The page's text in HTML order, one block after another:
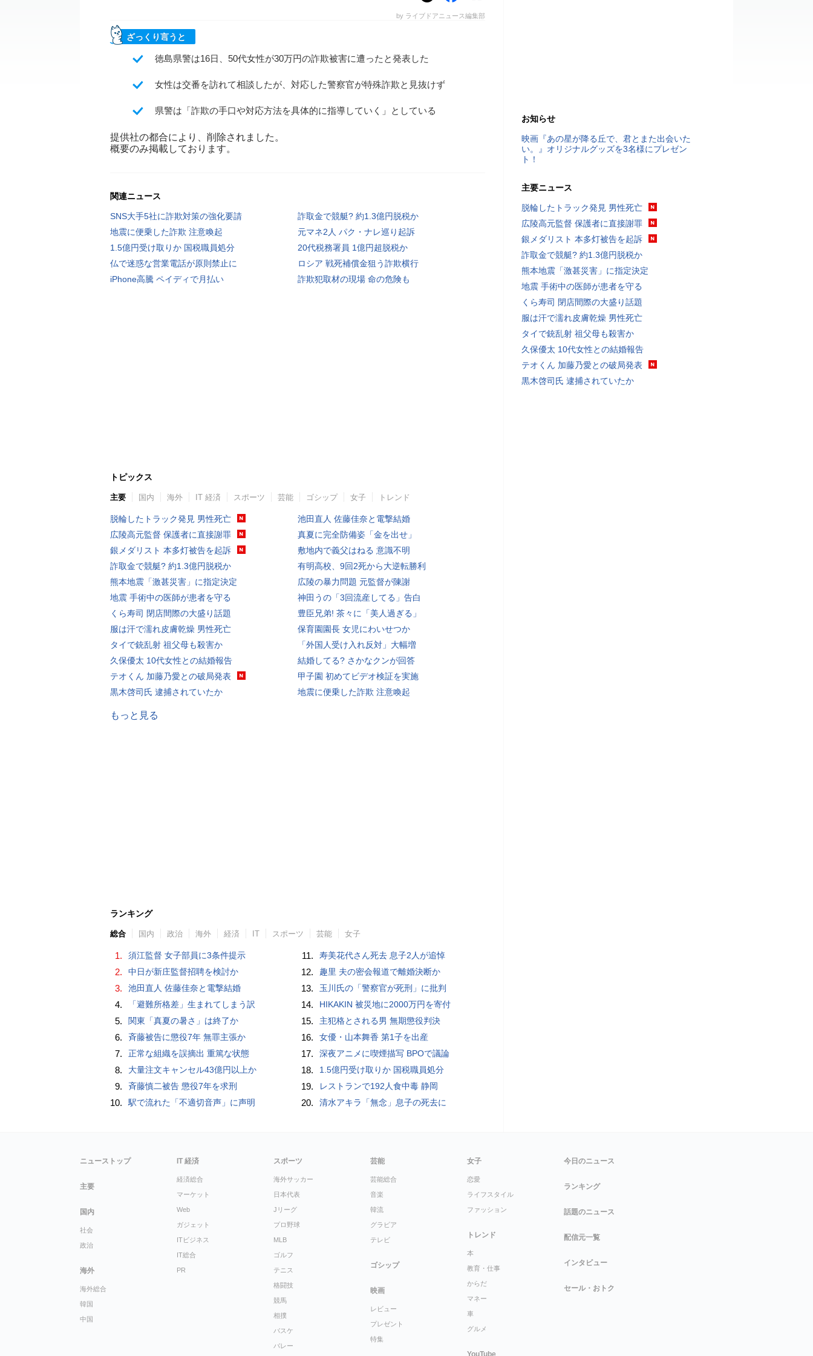
by ライブドアニュース編集部
ざっくり言うと
徳島県警は16日、50代女性が30万円の詐欺被害に遭ったと発表した
女性は交番を訪れて相談したが、対応した警察官が特殊詐欺と見抜けず
県警は「詐欺の手口や対応方法を具体的に指導していく」としている
提供社の都合により、削除されました。
概要のみ掲載しております。
関連ニュース
SNS大手5社に詐欺対策の強化要請
詐取金で競艇? 約1.3億円脱税か
地震に便乗した詐欺 注意喚起
元マネ2人 パク・ナレ巡り起訴
1.5億円受け取りか 国税職員処分
20代税務署員 1億円超脱税か
仏で迷惑な営業電話が原則禁止に
ロシア 戦死補償金狙う詐欺横行
iPhone高騰 ペイディで月払い
詐欺犯取材の現場 命の危険も
トピックス
主要 国内 海外 IT 経済 スポーツ 芸能 ゴシップ 女子 トレンド
脱輪したトラック発見 男性死亡
広陵高元監督 保護者に直接謝罪
銀メダリスト 本多灯被告を起訴
詐取金で競艇? 約1.3億円脱税か
熊本地震「激甚災害」に指定決定
地震 手術中の医師が患者を守る
くら寿司 閉店間際の大盛り話題
服は汗で濡れ皮膚乾燥 男性死亡
タイで銃乱射 祖父母も殺害か
久保優太 10代女性との結婚報告
テオくん 加藤乃愛との破局発表
黒木啓司氏 逮捕されていたか
池田直人 佐藤佳奈と電撃結婚
真夏に完全防備姿「金を出せ」
敷地内で義父はねる 意識不明
有明高校、9回2死から大逆転勝利
広陵の暴力問題 元監督が陳謝
神田うの「3回流産してる」告白
豊臣兄弟! 茶々に「美人過ぎる」
保育園園長 女児にわいせつか
「外国人受け入れ反対」大幅増
結婚してる? さかなクンが回答
甲子園 初めてビデオ検証を実施
地震に便乗した詐欺 注意喚起
もっと見る
ランキング
総合 国内 政治 海外 経済 IT スポーツ 芸能 女子
1. 須江監督 女子部員に3条件提示
2. 中日が新庄監督招聘を検討か
3. 池田直人 佐藤佳奈と電撃結婚
4. 「避難所格差」生まれてしまう訳
5. 関東「真夏の暑さ」は終了か
6. 斉藤被告に懲役7年 無罪主張か
7. 正常な組織を誤摘出 重篤な状態
8. 大量注文キャンセル43億円以上か
9. 斉藤慎二被告 懲役7年を求刑
10. 駅で流れた「不適切音声」に声明
11. 寿美花代さん死去 息子2人が追悼
12. 趣里 夫の密会報道で離婚決断か
13. 玉川氏の「警察官が死刑」に批判
14. HIKAKIN 被災地に2000万円を寄付
15. 主犯格とされる男 無期懲役判決
16. 女優・山本舞香 第1子を出産
17. 深夜アニメに喫煙描写 BPOで議論
18. 1.5億円受け取りか 国税職員処分
19. レストランで192人食中毒 静岡
20. 清水アキラ「無念」息子の死去に
お知らせ
映画『あの星が降る丘で、君とまた出会いた
い。』オリジナルグッズを3名様にプレゼン
ト！
主要ニュース
脱輪したトラック発見 男性死亡
広陵高元監督 保護者に直接謝罪
銀メダリスト 本多灯被告を起訴
詐取金で競艇? 約1.3億円脱税か
熊本地震「激甚災害」に指定決定
地震 手術中の医師が患者を守る
くら寿司 閉店間際の大盛り話題
服は汗で濡れ皮膚乾燥 男性死亡
タイで銃乱射 祖父母も殺害か
久保優太 10代女性との結婚報告
テオくん 加藤乃愛との破局発表
黒木啓司氏 逮捕されていたか
ニューストップ
主要
国内
社会
政治
海外
海外総合
韓国
中国
IT 経済
経済総合
マーケット
Web
ガジェット
ITビジネス
IT総合
PR
スポーツ
海外サッカー
日本代表
Jリーグ
プロ野球
MLB
ゴルフ
テニス
格闘技
競馬
相撲
バスケ
バレー
芸能
芸能総合
音楽
韓流
グラビア
テレビ
ゴシップ
映画
レビュー
プレゼント
特集
女子
恋愛
ライフスタイル
ファッション
トレンド
本
教育・仕事
からだ
マネー
車
グルメ
YouTube
今日のニュース
ランキング
話題のニュース
配信元一覧
インタビュー
セール・おトク